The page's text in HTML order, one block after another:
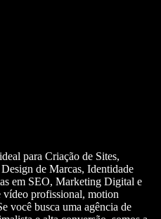
para Criação de Sites,
de Marcas, Identidade
em SEO, Marketing Digital e
vídeo profissional, motion
você busca uma agência de